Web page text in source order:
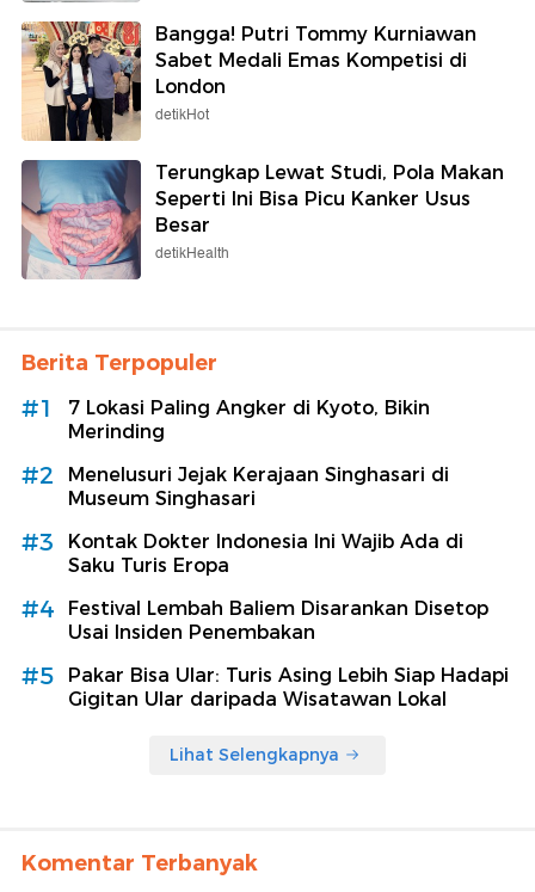
Bangga! Putri Tommy Kurniawan
Sabet Medali Emas Kompetisi di
London
detikHot
Terungkap Lewat Studi, Pola Makan
Seperti Ini Bisa Picu Kanker Usus
Besar
detikHealth
Berita Terpopuler
#1
7 Lokasi Paling Angker di Kyoto, Bikin
Merinding
#2
Menelusuri Jejak Kerajaan Singhasari di
Museum Singhasari
#3
Kontak Dokter Indonesia Ini Wajib Ada di
Saku Turis Eropa
#4
Festival Lembah Baliem Disarankan Disetop
Usai Insiden Penembakan
#5
Pakar Bisa Ular: Turis Asing Lebih Siap Hadapi
Gigitan Ular daripada Wisatawan Lokal
Lihat Selengkapnya
Komentar Terbanyak